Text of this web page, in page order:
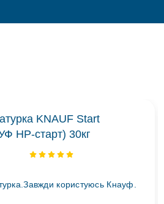
KNAUF Start
НР-старт) 30кг
користуюсь Кнауф.